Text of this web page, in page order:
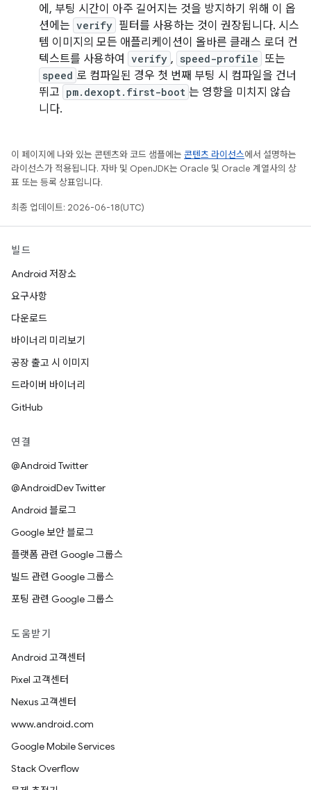
에, 부팅 시간이 아주 길어지는 것을 방지하기 위해 이 옵
션에는 verify 필터를 사용하는 것이 권장됩니다. 시스
템 이미지의 모든 애플리케이션이 올바른 클래스 로더 컨
텍스트를 사용하여
verify , speed-profile 또는
speed 로 컴파일된 경우 첫 번째 부팅 시 컴파일을 건너
뛰고 pm.dexopt.first-boot 는 영향을 미치지 않습
니다.
이 페이지에 나와 있는 콘텐츠와 코드 샘플에는 콘텐츠 라이선스에서 설명하는
라이선스가 적용됩니다. 자바 및 OpenJDK는 Oracle 및 Oracle 계열사의 상
표 또는 등록 상표입니다.
최종 업데이트: 2026-06-18(UTC)
빌드
Android 저장소
요구사항
다운로드
바이너리 미리보기
공장 출고 시 이미지
드라이버 바이너리
GitHub
연결
@Android Twitter
@AndroidDev Twitter
Android 블로그
Google 보안 블로그
플랫폼 관련 Google 그룹스
빌드 관련 Google 그룹스
포팅 관련 Google 그룹스
도움받기
Android 고객센터
Pixel 고객센터
Nexus 고객센터
www.android.com
Google Mobile Services
Stack Overflow